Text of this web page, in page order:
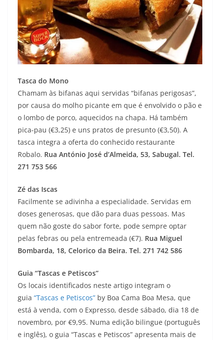
Tasca do Mono
Chamam às bifanas aqui servidas “bifanas perigosas”,
por causa do molho picante em que é envolvido o pão e
o lombo de porco, aquecidos na chapa. Há também
pica-pau (€3,25) e uns pratos de presunto (€3,50). A
tasca integra a oferta do conhecido restaurante
Robalo. Rua António José d’Almeida, 53, Sabugal. Tel.
271 753 566
Zé das Iscas
Facilmente se adivinha a especialidade. Servidas em
doses generosas, que dão para duas pessoas. Mas
quem não goste do sabor forte, pode sempre optar
pelas febras ou pela entremeada (€7). Rua Miguel
Bombarda, 18, Celorico da Beira. Tel. 271 742 586
Guia “Tascas e Petiscos”
Os locais identificados neste artigo integram o
guia “Tascas e Petiscos” by Boa Cama Boa Mesa, que
está à venda, com o Expresso, desde sábado, dia 18 de
novembro, por €9,95. Numa edição bilingue (português
e inglês), o guia “Tascas e Petiscos” apresenta mais de